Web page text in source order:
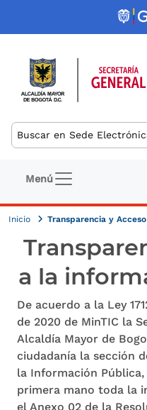
Pasar al contenido
Buscar
Navegación
Menú
Inicio Transparencia y
a la
De acuerdo a la Ley
de 2020 de MinTIC la
Alcaldía Mayor de
ciudadanía la sección
la Información
primera mano toda la
el Anexo 02 de la